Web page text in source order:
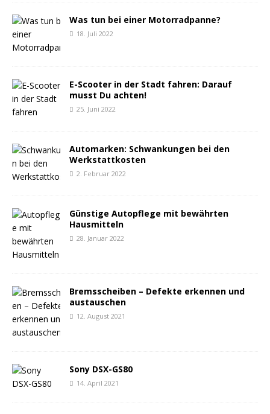
Was tun bei einer Motorradpanne?
18. Juli 2022
E-Scooter in der Stadt fahren: Darauf
musst Du achten!
25. Juni 2022
Automarken: Schwankungen bei den
Werkstattkosten
2. Februar 2022
Günstige Autopflege mit bewährten
Hausmitteln
28. Januar 2022
Bremsscheiben – Defekte erkennen und
austauschen
12. August 2021
Sony DSX-GS80
14. April 2021